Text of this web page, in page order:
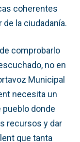
coherentes
la ciudadanía.
comprobarlo
no en
Municipal
necesita un
pueblo donde
recursos y dar
que tanta